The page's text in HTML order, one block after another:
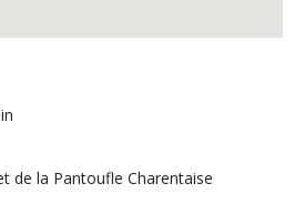
de la Pantoufle Charentaise